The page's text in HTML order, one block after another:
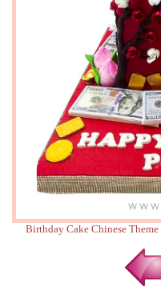
Birthday Cake Chinese